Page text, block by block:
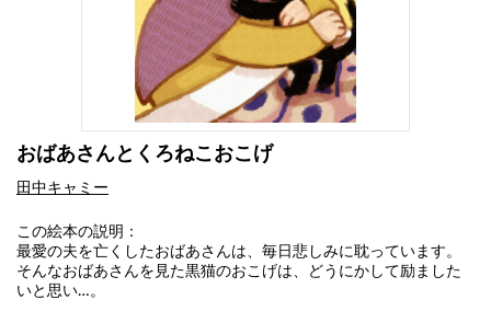
おばあさんとくろねこおこげ
田中キャミー
この絵本の説明：
最愛の夫を亡くしたおばあさんは、毎日悲しみに耽っています。
そんなおばあさんを見た黒猫のおこげは、どうにかして励ました
いと思い…。